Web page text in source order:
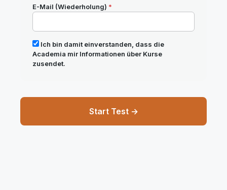
E-Mail (Wiederholung) *
Ich bin damit einverstanden, dass die
Academia mir Informationen über Kurse
zusendet.
Start Test →